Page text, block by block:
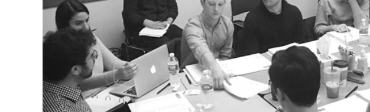
FILME
Elizabeth como Vanessa Shelly
Um ano após o pesadelo sobrenatural na
Freddy Fazbear's Pizza, Abby foge para se
reconectar com seus amigos animatrônicos,
revelando segredos obscuros sobre a